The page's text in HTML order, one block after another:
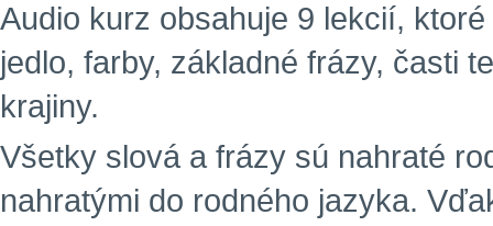
Audio kurz obsahuje 9 lekcií,
jedlo, farby, základné frázy, časti
krajiny.
Všetky slová a frázy sú nahraté
nahratými do rodného jazyka.